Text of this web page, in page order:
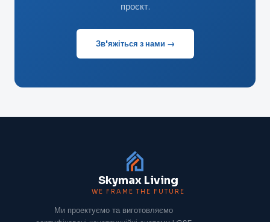
проєкт.
Зв'яжіться з нами →
Skymax Living
WE FRAME THE FUTURE
Ми проектуємо та виготовляємо